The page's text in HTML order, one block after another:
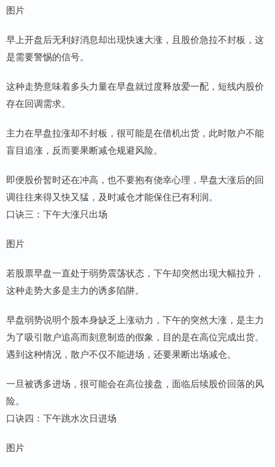
图片
早上开盘后无利好消息却出现快速大涨，且股价急拉不封板，这
是需要警惕的信号。
这种走势意味着多头力量在早盘就过度释放爱一配，短线内股价
存在回调需求。
主力在早盘拉涨却不封板，很可能是在借机出货，此时散户不能
盲目追涨，反而要果断减仓规避风险。
即便股价暂时还在冲高，也不要抱有侥幸心理，早盘大涨后的回
调往往来得又快又猛，及时减仓才能保住已有利润。
口诀三：下午大涨只出场
图片
若股票早盘一直处于弱势震荡状态，下午却突然出现大幅拉升，
这种走势大多是主力的诱多陷阱。
早盘弱势说明个股本身缺乏上涨动力，下午的突然大涨，是主力
为了吸引散户追高而刻意制造的假象，目的是在高位完成出货。
遇到这种情况，散户不仅不能进场，还要果断出场减仓。
一旦被诱多进场，很可能会在高位接盘，面临后续股价回落的风
险。
口诀四：下午跳水次日进场
图片